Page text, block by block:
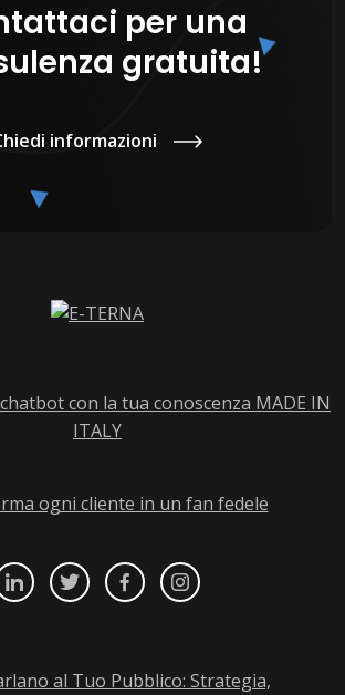
per una
gratuita!
informazioni
al Tuo Pubblico: Strategia,